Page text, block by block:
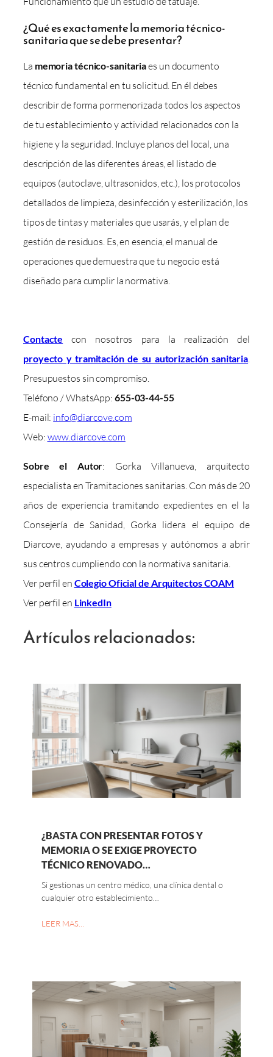
¿Qué es exactamente la memoria técnico-
sanitaria que se debe presentar?
La memoria técnico-sanitariaes un documento
técnico fundamental en tu solicitud. En él debes
describir de forma pormenorizada todos los aspectos
de tu establecimiento y actividad relacionados con la
higiene y la seguridad. Incluye planos del local, una
descripción de las diferentes áreas, el listado de
equipos (autoclave, ultrasonidos, etc.), los protocolos
detallados de limpieza, desinfección y esterilización, los
tipos de tintas y materiales que usarás, y el plan de
gestión de residuos. Es, en esencia, el manual de
operaciones que demuestra que tu negocio está
diseñado para cumplir la normativa.
Contacte con nosotros para la realización del
proyecto y tramitación de su autorización sanitaria.
Presupuestos sin compromiso.
Teléfono / WhatsApp: 655-03-44-55
E-mail: info@diarcove.com
Web: www.diarcove.com
Sobre el Autor: Gorka Villanueva, arquitecto
especialista en Tramitaciones sanitarias. Con más de 20
años de experiencia tramitando expedientes en el la
Consejería de Sanidad, Gorka lidera el equipo de
Diarcove, ayudando a empresas y autónomos a abrir
sus centros cumpliendo con la normativa sanitaria.
Ver perfil en Colegio Oficial de Arquitectos COAM
Ver perfil en LinkedIn
Artículos relacionados:
¿BASTA CON PRESENTAR FOTOS Y
MEMORIA O SE EXIGE PROYECTO
TÉCNICO RENOVADO…
Si gestionas un centro médico, una clínica dental o
cualquier otro establecimiento…
LEER MAS…